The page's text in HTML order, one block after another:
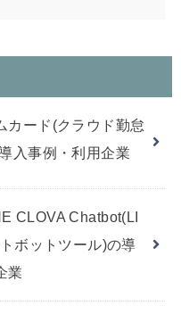
カード(クラウド勤怠
入事例・利用企業
CLOVA Chatbot(LI
ボットツール)の導
業